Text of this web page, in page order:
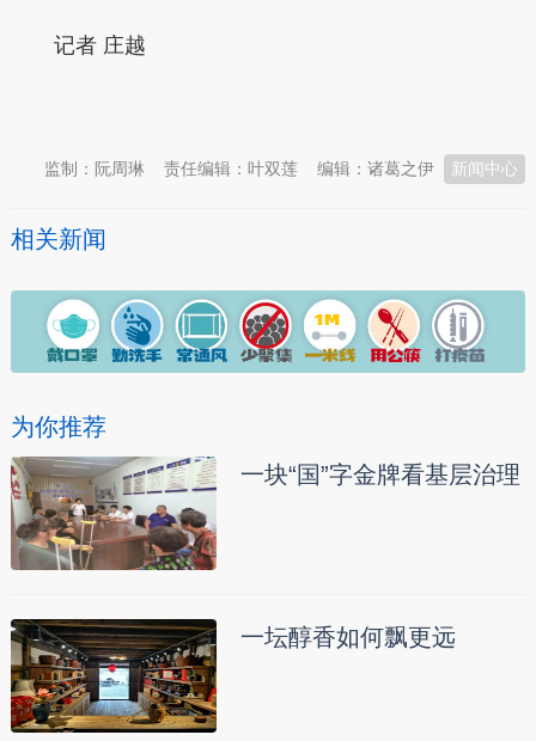
记者 庄越
新闻中心
编辑：诸葛之伊
责任编辑：叶双莲
监制：阮周琳
相关新闻
为你推荐
一块“国”字金牌看基层治理
一坛醇香如何飘更远